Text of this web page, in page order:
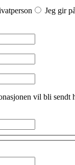
Jeg gir
vil bli sendt